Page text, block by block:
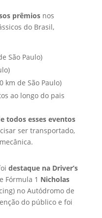
prêmiosnos
do Brasil,
São Paulo)
km de São Paulo)
ao longo do pais
todos esses eventos
ser transportado,
destaque na Driver’s
Fórmula 1 Nicholas
no Autódromo de
do público e foi